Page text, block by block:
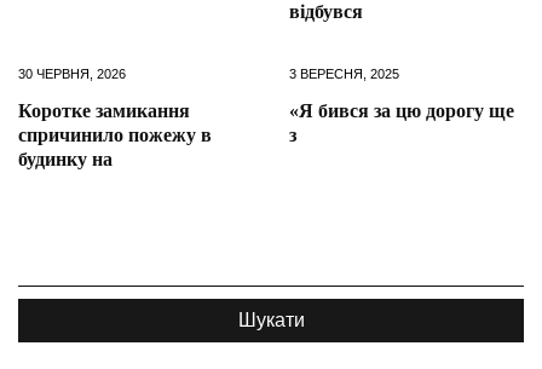
відбувся
30 ЧЕРВНЯ, 2026
Коротке замикання
спричинило пожежу в
будинку на
3 ВЕРЕСНЯ, 2025
«Я бився за цю дорогу ще
з